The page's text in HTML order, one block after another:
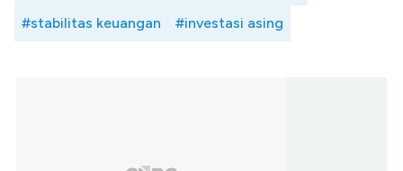
#stabilitas keuangan #investasi asing